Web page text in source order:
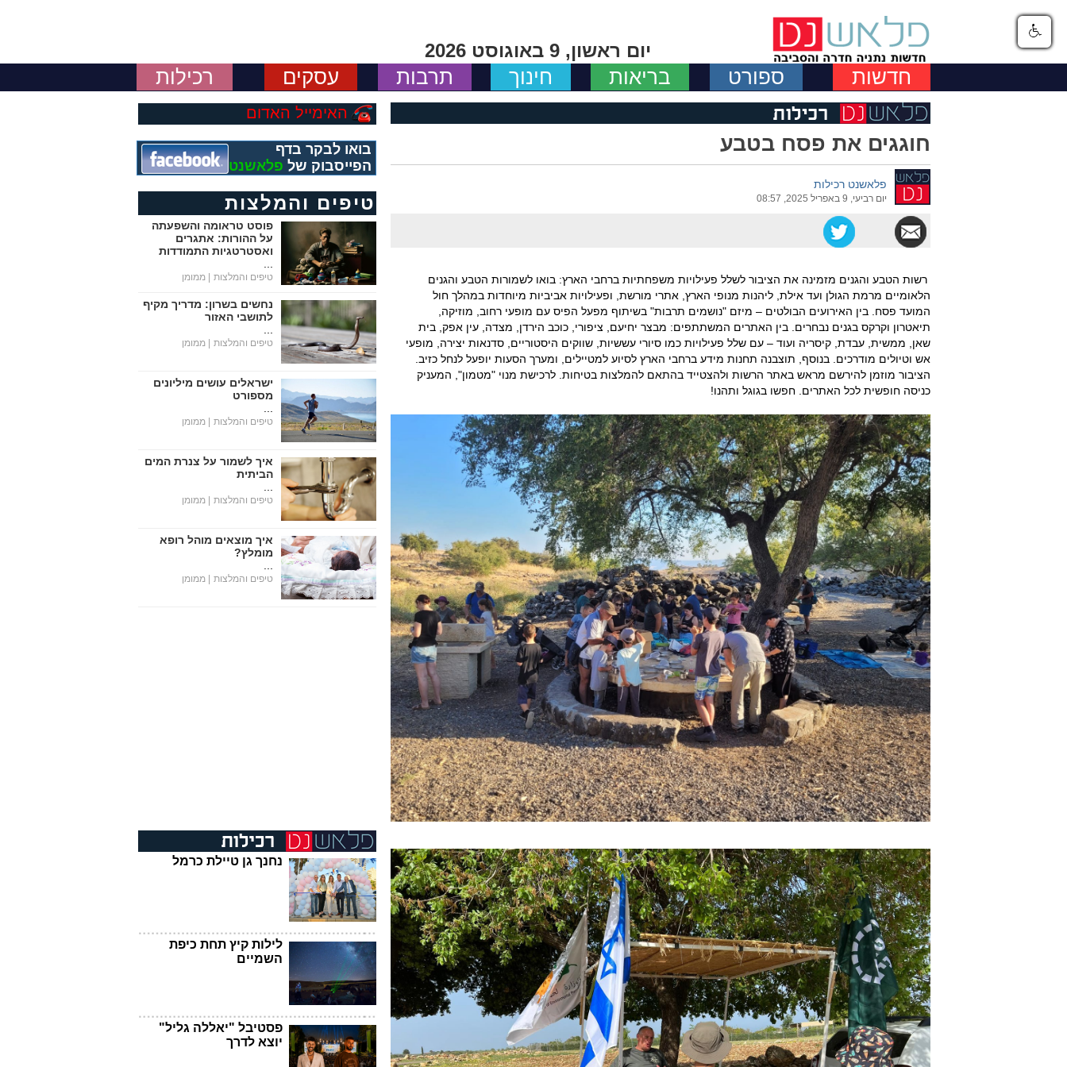
יום ראשון, 9 באוגוסט 2026
חדשות ספורט בריאות חינוך תרבות עסקים רכילות
חוגגים את פסח בטבע
פלאשנט רכילות
יום רביעי, 9 באפריל 2025, 08:57
רשות הטבע והגנים מזמינה את הציבור לשלל פעילויות משפחתיות ברחבי הארץ: בואו לשמורות הטבע והגנים
הלאומיים מרמת הגולן ועד אילת, ליהנות מנופי הארץ, אתרי מורשת, ופעילויות אביביות מיוחדות במהלך חול
המועד פסח. בין האירועים הבולטים – מיזם "נושמים תרבות" בשיתוף מפעל הפיס עם מופעי רחוב, מוזיקה,
תיאטרון וקרקס בגנים נבחרים. בין האתרים המשתתפים: מבצר יחיעם, ציפורי, כוכב הירדן, מצדה, עין אפק, בית
שאן, ממשית, עבדת, קיסריה ועוד – עם שלל פעילויות כמו סיורי עששיות, שווקים היסטוריים, סדנאות יצירה, מופעי
אש וטיולים מודרכים. בנוסף, תוצבנה תחנות מידע ברחבי הארץ לסיוע למטיילים, ומערך הסעות יופעל לנחל כזיב.
הציבור מוזמן להירשם מראש באתר הרשות ולהצטייד בהתאם להמלצות בטיחות. לרכישת מנוי "מטמון", המעניק
כניסה חופשית לכל האתרים. חפשו בגוגל ותהנו!
האימייל האדום
בואו לבקר בדף
הפייסבוק של פלאשנט
טיפים והמלצות
פוסט טראומה והשפעתה
על ההורות: אתגרים
ואסטרטגיות התמודדות
טיפים והמלצות | ממומן
נחשים בשרון: מדריך מקיף
לתושבי האזור
טיפים והמלצות | ממומן
ישראלים עושים מיליונים
מספורט
טיפים והמלצות | ממומן
איך לשמור על צנרת המים
הביתית
טיפים והמלצות | ממומן
איך מוצאים מוהל רופא
מומלץ?
טיפים והמלצות | ממומן
נחנך גן טיילת כרמל
לילות קיץ תחת כיפת
השמיים
פסטיבל "יאללה גליל"
יוצא לדרך